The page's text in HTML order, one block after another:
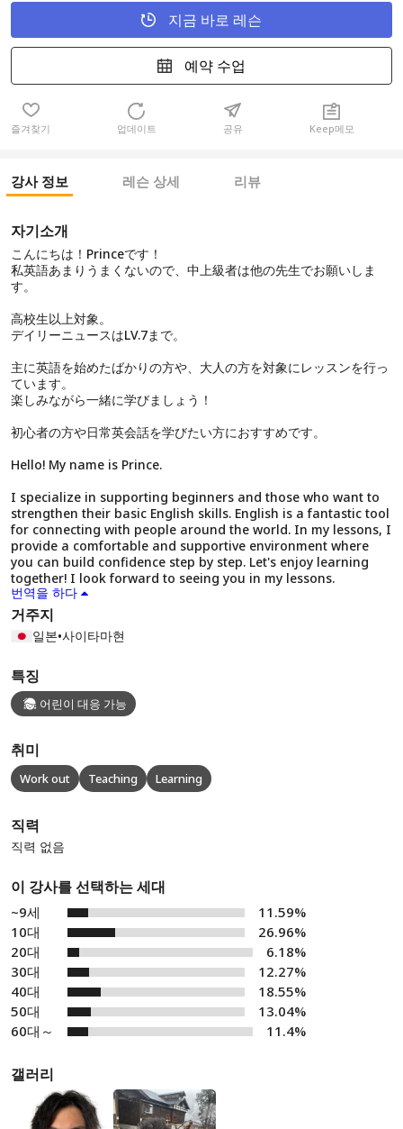
지금 바로 레슨
예약 수업
즐겨찾기 업데이트 공유 Keep메모
강사 정보 레슨 상세 리뷰
자기소개
こんにちは！Princeです！
私英語あまりうまくないので、中上級者は他の先生でお願いしま
す。
高校生以上対象。
デイリーニュースはLV.7まで。
主に英語を始めたばかりの方や、大人の方を対象にレッスンを行っ
ています。
楽しみながら一緒に学びましょう！
初心者の方や日常英会話を学びたい方におすすめです。
Hello! My name is Prince.
I specialize in supporting beginners and those who want to
strengthen their basic English skills. English is a fantastic tool
for connecting with people around the world. In my lessons, I
provide a comfortable and supportive environment where
you can build confidence step by step. Let's enjoy learning
together! I look forward to seeing you in my lessons.
번역을 하다
거주지
일본•사이타마현
특징
어린이 대응 가능
취미
Work out Teaching Learning
직력
직력 없음
이 강사를 선택하는 세대
~9세
11.59%
10대
26.96%
20대
6.18%
30대
12.27%
40대
18.55%
50대
13.04%
60대～
11.4%
갤러리